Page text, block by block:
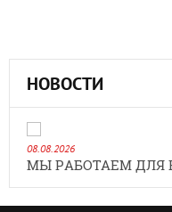
НОВОСТИ
08.08.2026
МЫ РАБОТАЕМ ДЛЯ